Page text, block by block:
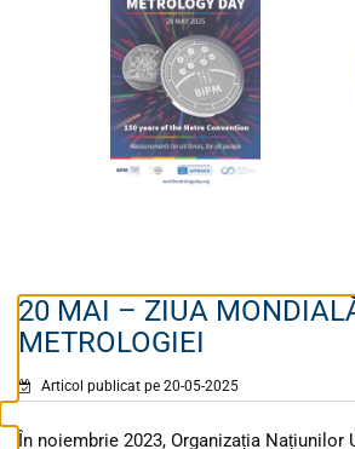
20 MAI – ZIUA
METROLOGIEI
Articol publicat pe 20-05-2025
În noiembrie 2023, Organizația Națiunilor